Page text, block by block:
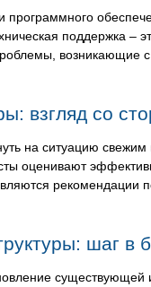
поддержка –
возникающие
взгляд со
на ситуацию
оценивают
рекомендации
шаг в
существующей